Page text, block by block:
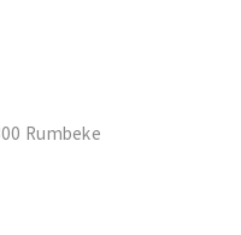
Rumbeke